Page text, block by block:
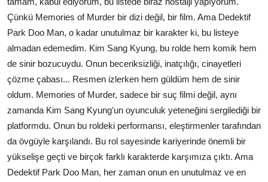
Çünkü Memories of Murder bir dizi değil, bir film. Ama Dedektif
Park Doo Man, o kadar unutulmaz bir karakter ki, bu listeye
almadan edemedim. Kim Sang Kyung, bu rolde hem komik hem
de sinir bozucuydu. Onun beceriksizliği, inatçılığı, cinayetleri
çözme çabası... Resmen izlerken hem güldüm hem de sinir
oldum. Memories of Murder, sadece bir suç filmi değil, aynı
zamanda Kim Sang Kyung'un oyunculuk yeteneğini sergilediği bir
platformdu. Onun bu roldeki performansı, eleştirmenler tarafından
da övgüyle karşılandı. Bu rol sayesinde kariyerinde önemli bir
yükselişe geçti ve birçok farklı karakterde karşımıza çıktı. Ama
Dedektif Park Doo Man, her zaman onun en unutulmaz ve en